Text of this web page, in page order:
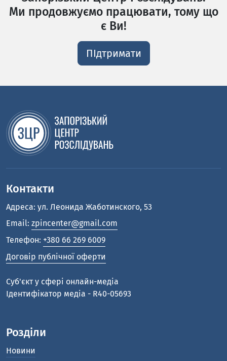
Ми продовжуємо працювати, тому що
є Ви!
ПІдтримати
Контакти
Адреса: ул. Леонида Жаботинского, 53
Email: zpincenter@gmail.com
Телефон: +380 66 269 6009
Договір публічної оферти
Cуб'єкт у сфері онлайн-медіа
Ідентифікатор медіа - R40-05693
Розділи
Новини